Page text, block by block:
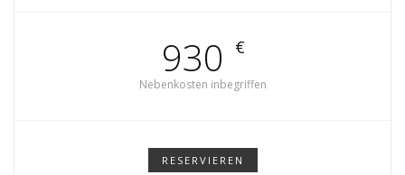
930 €
Nebenkosten inbegriffen
RESERVIEREN